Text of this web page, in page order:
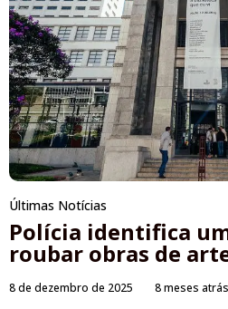
Últimas Notícias
Polícia identifica
roubar obras de
8 de dezembro de 2025 8 meses atrás